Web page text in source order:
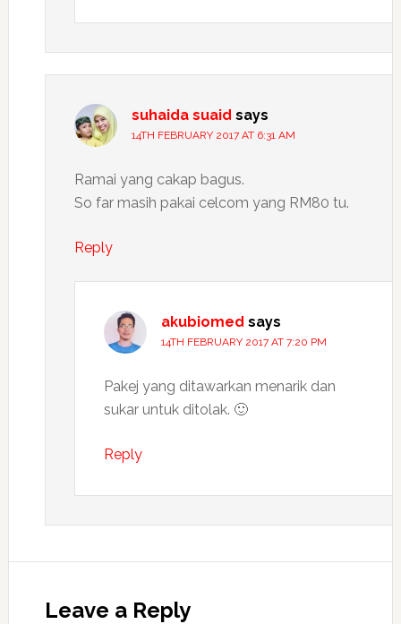
suhaida suaid says
14TH FEBRUARY 2017 AT 6:31 AM
Ramai yang cakap bagus.
So far masih pakai celcom yang RM80 tu.
Reply
akubiomed says
14TH FEBRUARY 2017 AT 7:20 PM
Pakej yang ditawarkan menarik dan
sukar untuk ditolak. 🙂
Reply
Leave a Reply